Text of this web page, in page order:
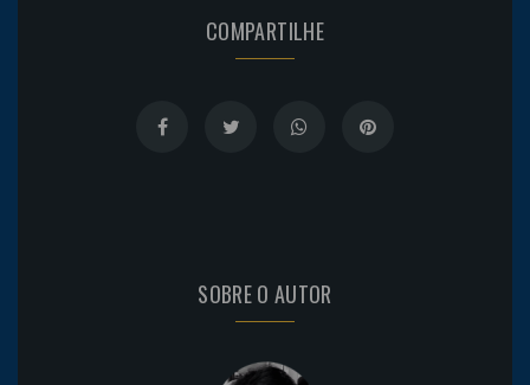
COMPARTILHE
SOBRE O AUTOR